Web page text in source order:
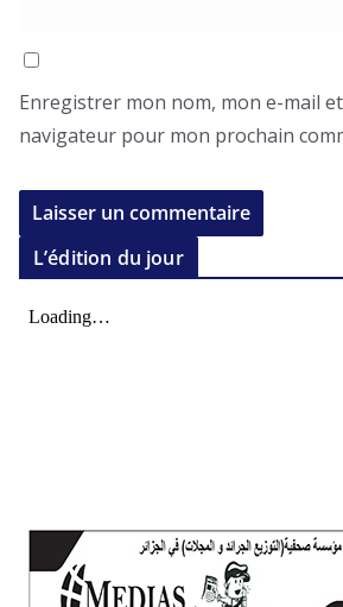
Enregistrer mon nom, mon e-mail
navigateur pour mon prochain
L’édition du jour